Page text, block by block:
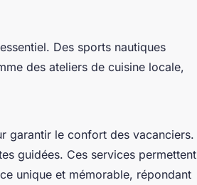
Des sports nautiques
des ateliers de cuisine locale,
garantir le confort des vacanciers.
guidées. Ces services permettent
unique et mémorable, répondant